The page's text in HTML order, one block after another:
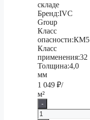
складе
Бренд:IVC
Group
Класс
опасности:КМ5
Класс
применения:32
Толщина:4,0
мм
1 049 ₽/
м²
-